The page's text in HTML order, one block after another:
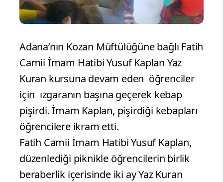
Adana’nın Kozan Müftülüğüne bağlı Fatih
Camii İmam Hatibi Yusuf Kaplan Yaz
Kuran kursuna devam eden öğrenciler
için ızgaranın başına geçerek kebap
pişirdi. İmam Kaplan, pişirdiği kebapları
öğrencilere ikram etti.
Fatih Camii İmam Hatibi Yusuf Kaplan,
düzenlediği piknikle öğrencilerin birlik
beraberlik içerisinde iki ay Yaz Kuran